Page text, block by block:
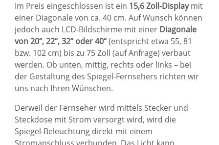
Im Preis eingeschlossen ist ein 15,6 Zoll-Displaymit
einer Diagonale von ca. 40 cm. Auf Wunsch können
jedoch auch LCD-Bildschirme mit einer Diagonale
von 20“, 22“, 32“ oder 40“(entspricht etwa 55, 81
bzw. 102 cm) bis zu 75 Zoll (auf Anfrage) verbaut
werden. Ob unten, mittig, rechts oder links – bei
der Gestaltung des Spiegel-Fernsehers richten wir
uns nach Ihren Wünschen.
Derweil der Fernseher wird mittels Stecker und
Steckdose mit Strom versorgt wird, wird die
Spiegel-Beleuchtung direkt mit einem